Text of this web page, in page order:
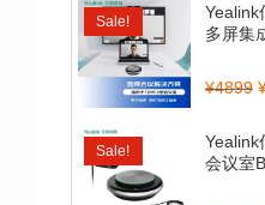
Sale!
Yealink
多屏集
（
¥4899
Sale!
Yealink
会议室
（